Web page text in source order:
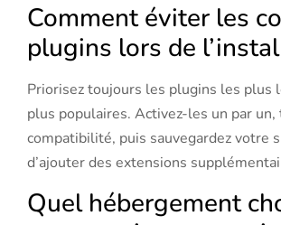
Comment éviter les
plugins lors de
Priorisez toujours les plugins les plus
plus populaires. Activez-les un par un,
compatibilité, puis sauvegardez votre
d’ajouter des extensions
Quel hébergement